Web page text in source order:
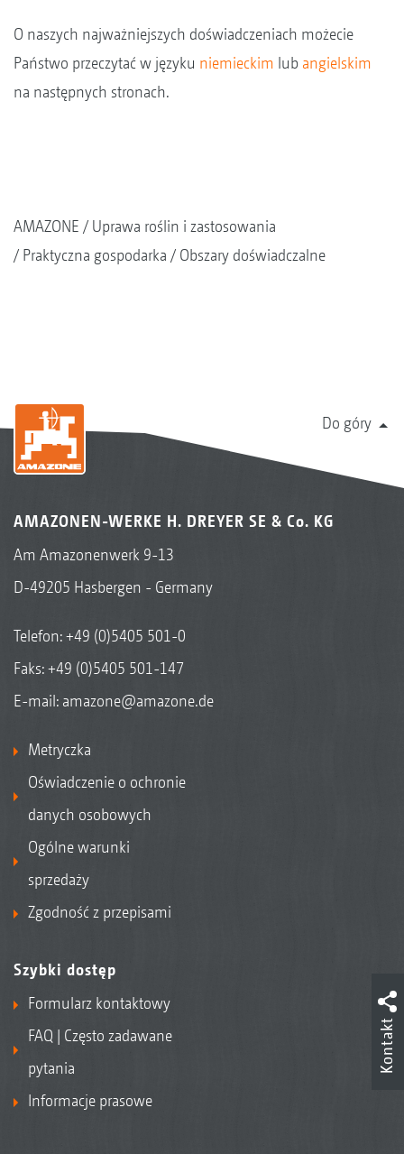
O naszych najważniejszych doświadczeniach możecie
Państwo przeczytać w języku niemieckim lub angielskim
na następnych stronach.
AMAZONE
Uprawa roślin i zastosowania
Praktyczna gospodarka
Obszary doświadczalne
Do góry
AMAZONEN-WERKE H. DREYER SE & Co. KG
Am Amazonenwerk 9-13
D-49205 Hasbergen - Germany
Telefon:+49 (0)5405 501-0
Faks: +49 (0)5405 501-147
E-mail: amazone@amazone.de
Metryczka
Oświadczenie o ochronie
danych osobowych
Ogólne warunki
sprzedaży
Zgodność z przepisami
Szybki dostęp
Formularz kontaktowy
FAQ | Często zadawane
pytania
Informacje prasowe
Kontakt